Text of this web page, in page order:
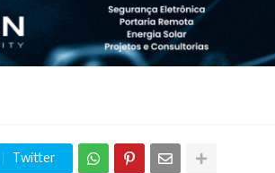
Twitter